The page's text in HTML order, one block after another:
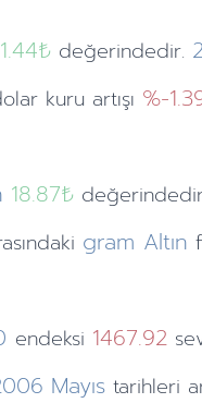
1.44₺ değerindedir.
kuru artışı %-
18.87₺
gram Altın
endeksi 1467.92
Mayıs tarihleri